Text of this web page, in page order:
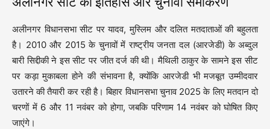
अलीनगर विधानसभा सीट पर यादव, मुस्लिम और दलित मतदाताओं की बहुलता
है। 2010 और 2015 के चुनावों में राष्ट्रीय जनता दल (आरजेडी) के अब्दुल
बारी सिद्दीकी ने इस सीट पर जीत दर्ज की थी। मैथिली ठाकुर के सामने इस सीट
पर कड़ा मुकाबला होने की संभावना है, क्योंकि आरजेडी भी मजबूत उम्मीदवार
उतारने की तैयारी कर रही है। बिहार विधानसभा चुनाव 2025 के लिए मतदान दो
चरणों में 6 और 11 नवंबर को होगा, जबकि परिणाम 14 नवंबर को घोषित किए
जाएंगे।